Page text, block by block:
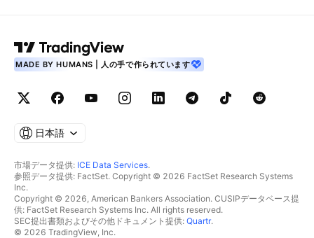
MADE BY HUMANS | 人の手で作られています
日本語
市場データ提供: ICE Data Services.
参照データ提供: FactSet. Copyright © 2026 FactSet Research Systems
Inc.
Copyright © 2026, American Bankers Association. CUSIPデータベース提
供: FactSet Research Systems Inc. All rights reserved.
SEC提出書類およびその他ドキュメント提供: Quartr.
© 2026 TradingView, Inc.